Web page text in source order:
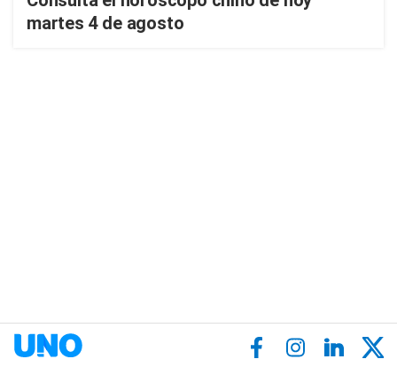
martes 4 de agosto